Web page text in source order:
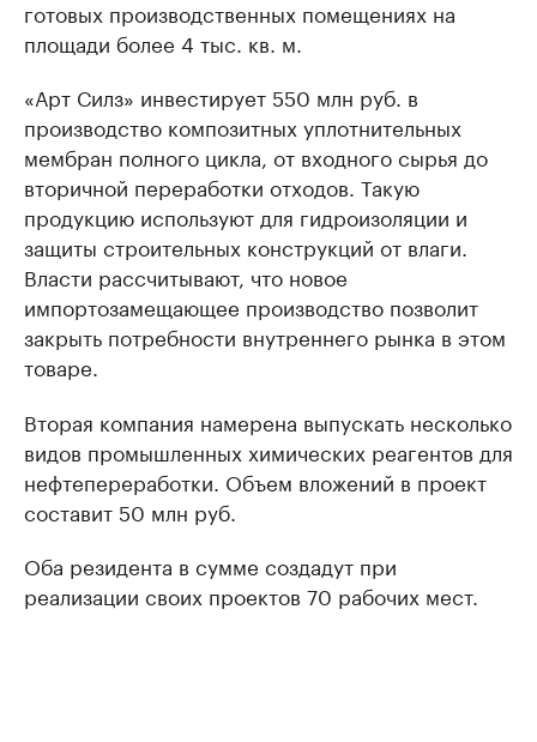
готовых производственных помещениях на
площади более 4 тыс. кв. м.
«Арт Силз» инвестирует 550 млн руб. в
производство композитных уплотнительных
мембран полного цикла, от входного сырья до
вторичной переработки отходов. Такую
продукцию используют для гидроизоляции и
защиты строительных конструкций от влаги.
Власти рассчитывают, что новое
импортозамещающее производство позволит
закрыть потребности внутреннего рынка в этом
товаре.
Вторая компания намерена выпускать несколько
видов промышленных химических реагентов для
нефтепереработки. Объем вложений в проект
составит 50 млн руб.
Оба резидента в сумме создадут при
реализации своих проектов 70 рабочих мест.